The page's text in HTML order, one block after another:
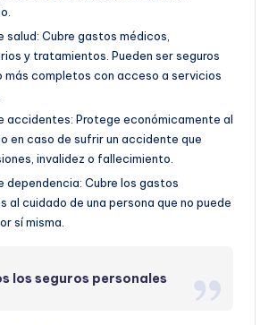
salud: Cubre gastos médicos,
y tratamientos. Pueden ser seguros
más completos con acceso a servicios
accidentes: Protege económicamente al
en caso de sufrir un accidente que
invalidez o fallecimiento.
dependencia: Cubre los gastos
al cuidado de una persona que no puede
sí misma.
los seguros personales